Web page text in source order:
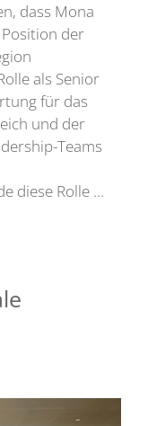
dass Mona
der
als Senior
für das
und der
Teams
diese Rolle …